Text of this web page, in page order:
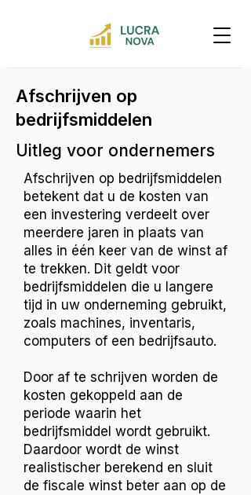
Afschrijven op
bedrijfsmiddelen
Uitleg voor ondernemers
Afschrijven op bedrijfsmiddelen
betekent dat u de kosten van
een investering verdeelt over
meerdere jaren in plaats van
alles in één keer van de winst af
te trekken. Dit geldt voor
bedrijfsmiddelen die u langere
tijd in uw onderneming gebruikt,
zoals machines, inventaris,
computers of een bedrijfsauto.
Door af te schrijven worden de
kosten gekoppeld aan de
periode waarin het
bedrijfsmiddel wordt gebruikt.
Daardoor wordt de winst
realistischer berekend en sluit
de fiscale winst beter aan op de